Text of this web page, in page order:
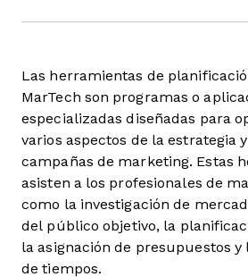
Las herramientas de
MarTech son programas o
especializadas diseñadas para
varios aspectos de la estrategia
campañas de marketing. Estas
asisten a los profesionales de
como la investigación de
del público objetivo, la
la asignación de presupuestos
de tiempos.